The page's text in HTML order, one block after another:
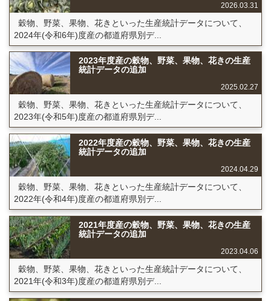
2026.03.31
穀物、野菜、果物、花きといった生産統計データについて、
2024年(令和6年)度産の都道府県別デ...
2023年度産の穀物、野菜、果物、花きの生産
統計データの追加
2025.02.27
穀物、野菜、果物、花きといった生産統計データについて、
2023年(令和5年)度産の都道府県別デ...
2022年度産の穀物、野菜、果物、花きの生産
統計データの追加
2024.04.29
穀物、野菜、果物、花きといった生産統計データについて、
2022年(令和4年)度産の都道府県別デ...
2021年度産の穀物、野菜、果物、花きの生産
統計データの追加
2023.04.06
穀物、野菜、果物、花きといった生産統計データについて、
2021年(令和3年)度産の都道府県別デ...